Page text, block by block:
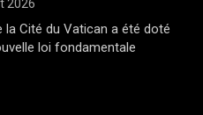
2026
la Cité du Vatican a été doté
loi fondamentale